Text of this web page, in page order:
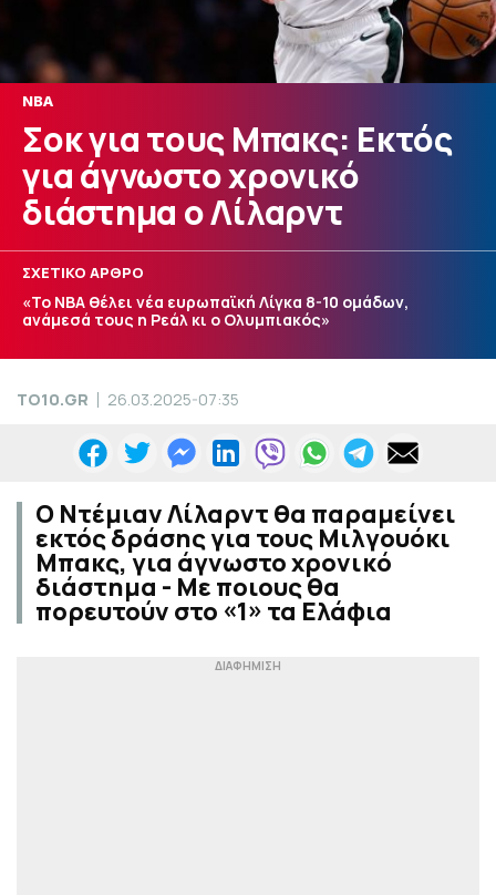
NBA
Σοκ για τους Μπακς: Εκτός
για άγνωστο χρονικό
διάστημα ο Λίλαρντ
ΣΧΕΤΙΚΟ ΑΡΘΡΟ
«Το ΝΒΑ θέλει νέα ευρωπαϊκή Λίγκα 8-10 ομάδων,
ανάμεσά τους η Ρεάλ κι ο Ολυμπιακός»
TO10.GR 26.03.2025-07:35
Ο Ντέμιαν Λίλαρντ θα παραμείνει
εκτός δράσης για τους Μιλγουόκι
Μπακς, για άγνωστο χρονικό
διάστημα - Με ποιους θα
πορευτούν στο «1» τα Ελάφια